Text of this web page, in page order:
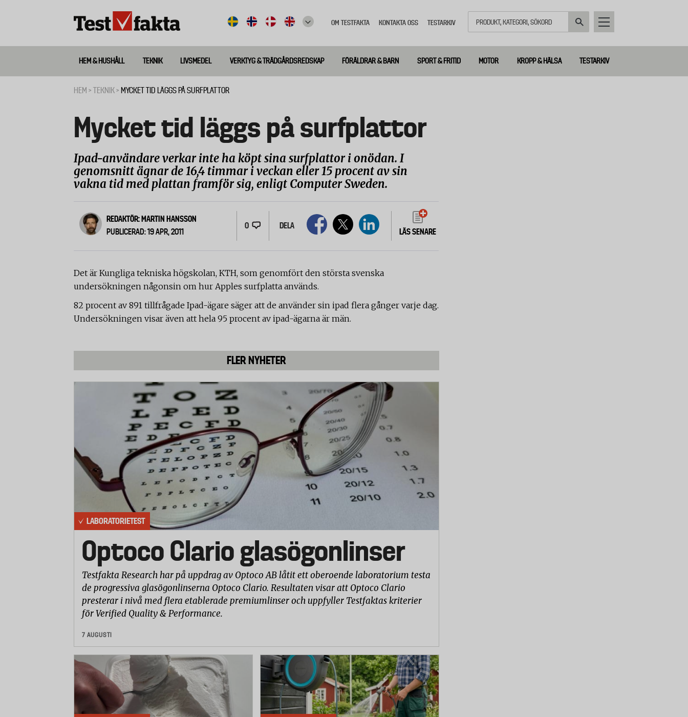
meny
OM TESTFAKTA KONTAKTA OSS TESTARKIV
Huvudmeny
ny
HEM & HUSHÅLL TEKNIK LIVSMEDEL VERKTYG & TRÄDGÅRDSREDSKAP FÖRÄLDRAR & BARN SPORT & FRITID MOTOR KROPP & HÄLSA TESTARKIV
HEM TEKNIK MYCKET TID LÄGGS PÅ SURFPLATTOR
Mycket tid läggs på surfplattor
Ipad-användare verkar inte ha köpt sina surfplattor i onödan. I
genomsnitt ägnar de 16,4 timmar i veckan eller 15 procent av sin
vakna tid med plattan framför sig, enligt Computer Sweden.
REDAKTÖR: MARTIN HANSSON
PUBLICERAD: 19 APR, 2011
0 DELA
LÄS SENARE
Det är Kungliga tekniska högskolan, KTH, som genomfört den största svenska
undersökningen någonsin om hur Apples surfplatta används.
82 procent av 891 tillfrågade Ipad-ägare säger att de använder sin ipad flera gånger varje dag.
Undersökningen visar även att hela 95 procent av ipad-ägarna är män.
FLER NYHETER
LABORATORIETEST
Optoco Clario glasögonlinser
Testfakta Research har på uppdrag av Optoco AB låtit ett oberoende laboratorium testa
de progressiva glasögonlinserna Optoco Clario. Resultaten visar att Optoco Clario
presterar i nivå med flera etablerade premiumlinser och uppfyller Testfaktas kriterier
för Verified Quality & Performance.
7 AUGUSTI